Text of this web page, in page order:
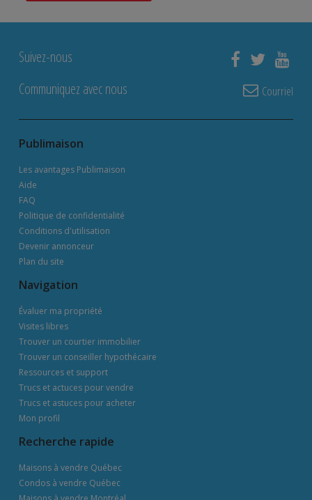
Suivez-nous
Communiquez avec nous
Courriel
Publimaison
Les avantages Publimaison
Aide
FAQ
Politique de confidentialité
Conditions d'utilisation
Devenir annonceur
Plan du site
Navigation
Évaluer ma propriété
Visites libres
Trouver un courtier immobilier
Trouver un conseiller hypothécaire
Ressources et support
Trucs et actuces pour vendre
Trucs et astuces pour acheter
Mon profil
Recherche rapide
Maisons à vendre Québec
Condos à vendre Québec